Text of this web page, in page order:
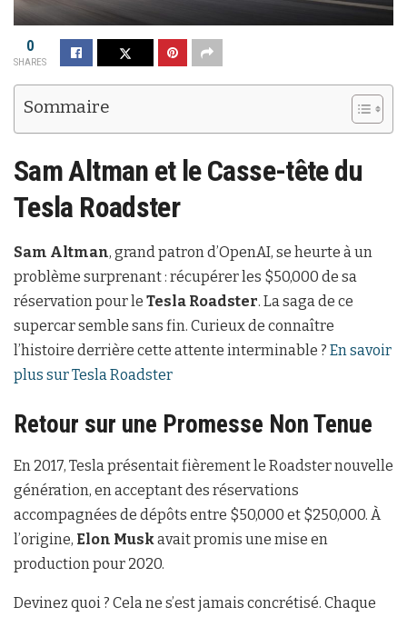
0
SHARES
Sommaire
Sam Altman et le Casse-tête du
Tesla Roadster
Sam Altman, grand patron d’OpenAI, se heurte à un
problème surprenant : récupérer les $50,000 de sa
réservation pour le Tesla Roadster. La saga de ce
supercar semble sans fin. Curieux de connaître
l’histoire derrière cette attente interminable ? En savoir
plus sur Tesla Roadster
Retour sur une Promesse Non Tenue
En 2017, Tesla présentait fièrement le Roadster nouvelle
génération, en acceptant des réservations
accompagnées de dépôts entre $50,000 et $250,000. À
l’origine, Elon Musk avait promis une mise en
production pour 2020.
Devinez quoi ? Cela ne s’est jamais concrétisé. Chaque